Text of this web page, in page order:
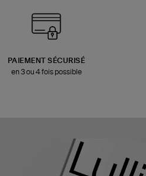
PAIEMENT SÉCURISÉ
en 3 ou 4 fois possible